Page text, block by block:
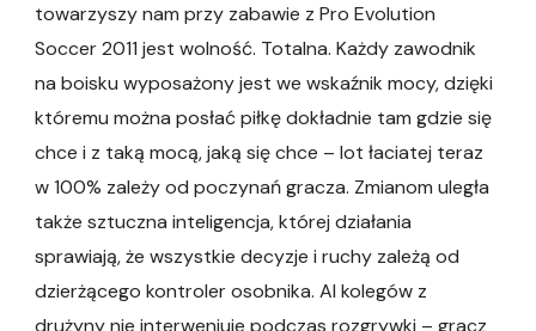
towarzyszy nam przy zabawie z Pro Evolution
Soccer 2011 jest wolność. Totalna. Każdy zawodnik
na boisku wyposażony jest we wskaźnik mocy, dzięki
któremu można posłać piłkę dokładnie tam gdzie się
chce i z taką mocą, jaką się chce – lot łaciatej teraz
w 100% zależy od poczynań gracza. Zmianom uległa
także sztuczna inteligencja, której działania
sprawiają, że wszystkie decyzje i ruchy zależą od
dzierżącego kontroler osobnika. AI kolegów z